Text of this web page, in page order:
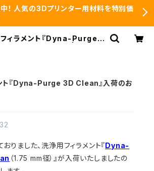
！ 人気の3Dプリンター用材料を特別価
ィラメント『Dyna-Purge 3
ト『Dyna-Purge 3D Clean』入荷のお
りました、洗浄用フィラメント『Dyna-
（1.75 mm径）』が入荷いたしましたの